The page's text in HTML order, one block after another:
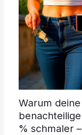
Warum
% schmaler